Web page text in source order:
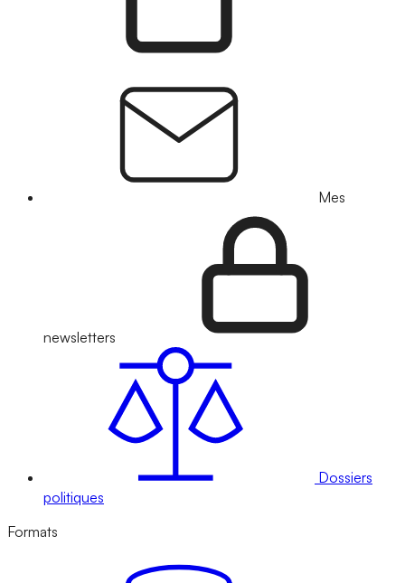
Mes
newsletters
Dossiers
politiques
Formats